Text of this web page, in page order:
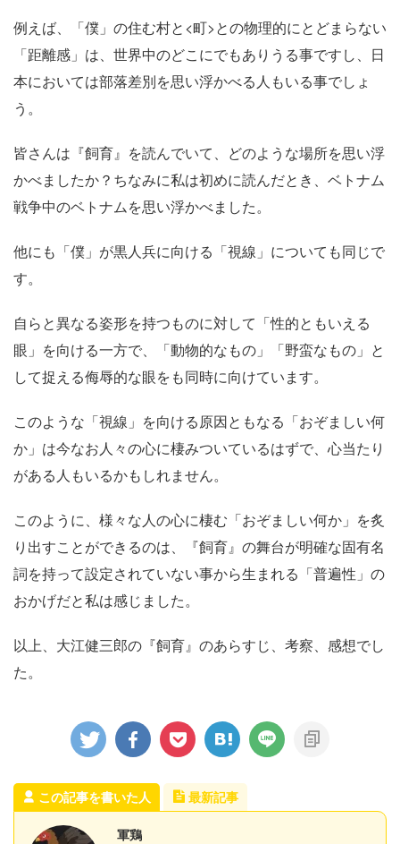
例えば、「僕」の住む村と<町>との物理的にとどまらない
「距離感」は、世界中のどこにでもありうる事ですし、日
本においては部落差別を思い浮かべる人もいる事でしょ
う。
皆さんは『飼育』を読んでいて、どのような場所を思い浮
かべましたか？ちなみに私は初めに読んだとき、ベトナム
戦争中のベトナムを思い浮かべました。
他にも「僕」が黒人兵に向ける「視線」についても同じで
す。
自らと異なる姿形を持つものに対して「性的ともいえる
眼」を向ける一方で、「動物的なもの」「野蛮なもの」と
して捉える侮辱的な眼をも同時に向けています。
このような「視線」を向ける原因ともなる「おぞましい何
か」は今なお人々の心に棲みついているはずで、心当たり
がある人もいるかもしれません。
このように、様々な人の心に棲む「おぞましい何か」を炙
り出すことができるのは、『飼育』の舞台が明確な固有名
詞を持って設定されていない事から生まれる「普遍性」の
おかげだと私は感じました。
以上、大江健三郎の『飼育』のあらすじ、考察、感想でし
た。
この記事を書いた人 最新記事
軍鶏